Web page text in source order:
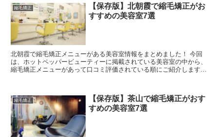
縮毛矯正
【保存版】北朝霞で縮毛矯正がお
すすめの美容室7選
北朝霞で縮毛矯正メニューがある美容室情報をまとめました！ 今回
は、ホットペッパービューティーに掲載されている美容室の中から、
縮毛矯正メニューがあって口コミ評価されている順にご紹介します♪
縮毛矯正
【保存版】茶山で縮毛矯正がおす
すめの美容室7選